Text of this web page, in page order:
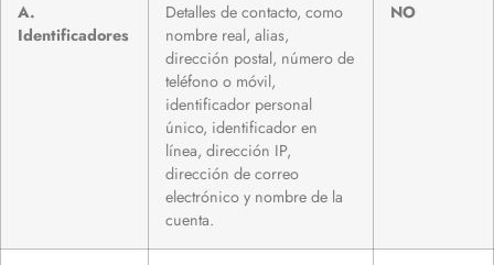
A.
Identificadores
Detalles de contacto, como
nombre real, alias,
dirección postal, número de
teléfono o móvil,
identificador personal
único, identificador en
línea, dirección IP,
dirección de correo
electrónico y nombre de la
cuenta.
NO